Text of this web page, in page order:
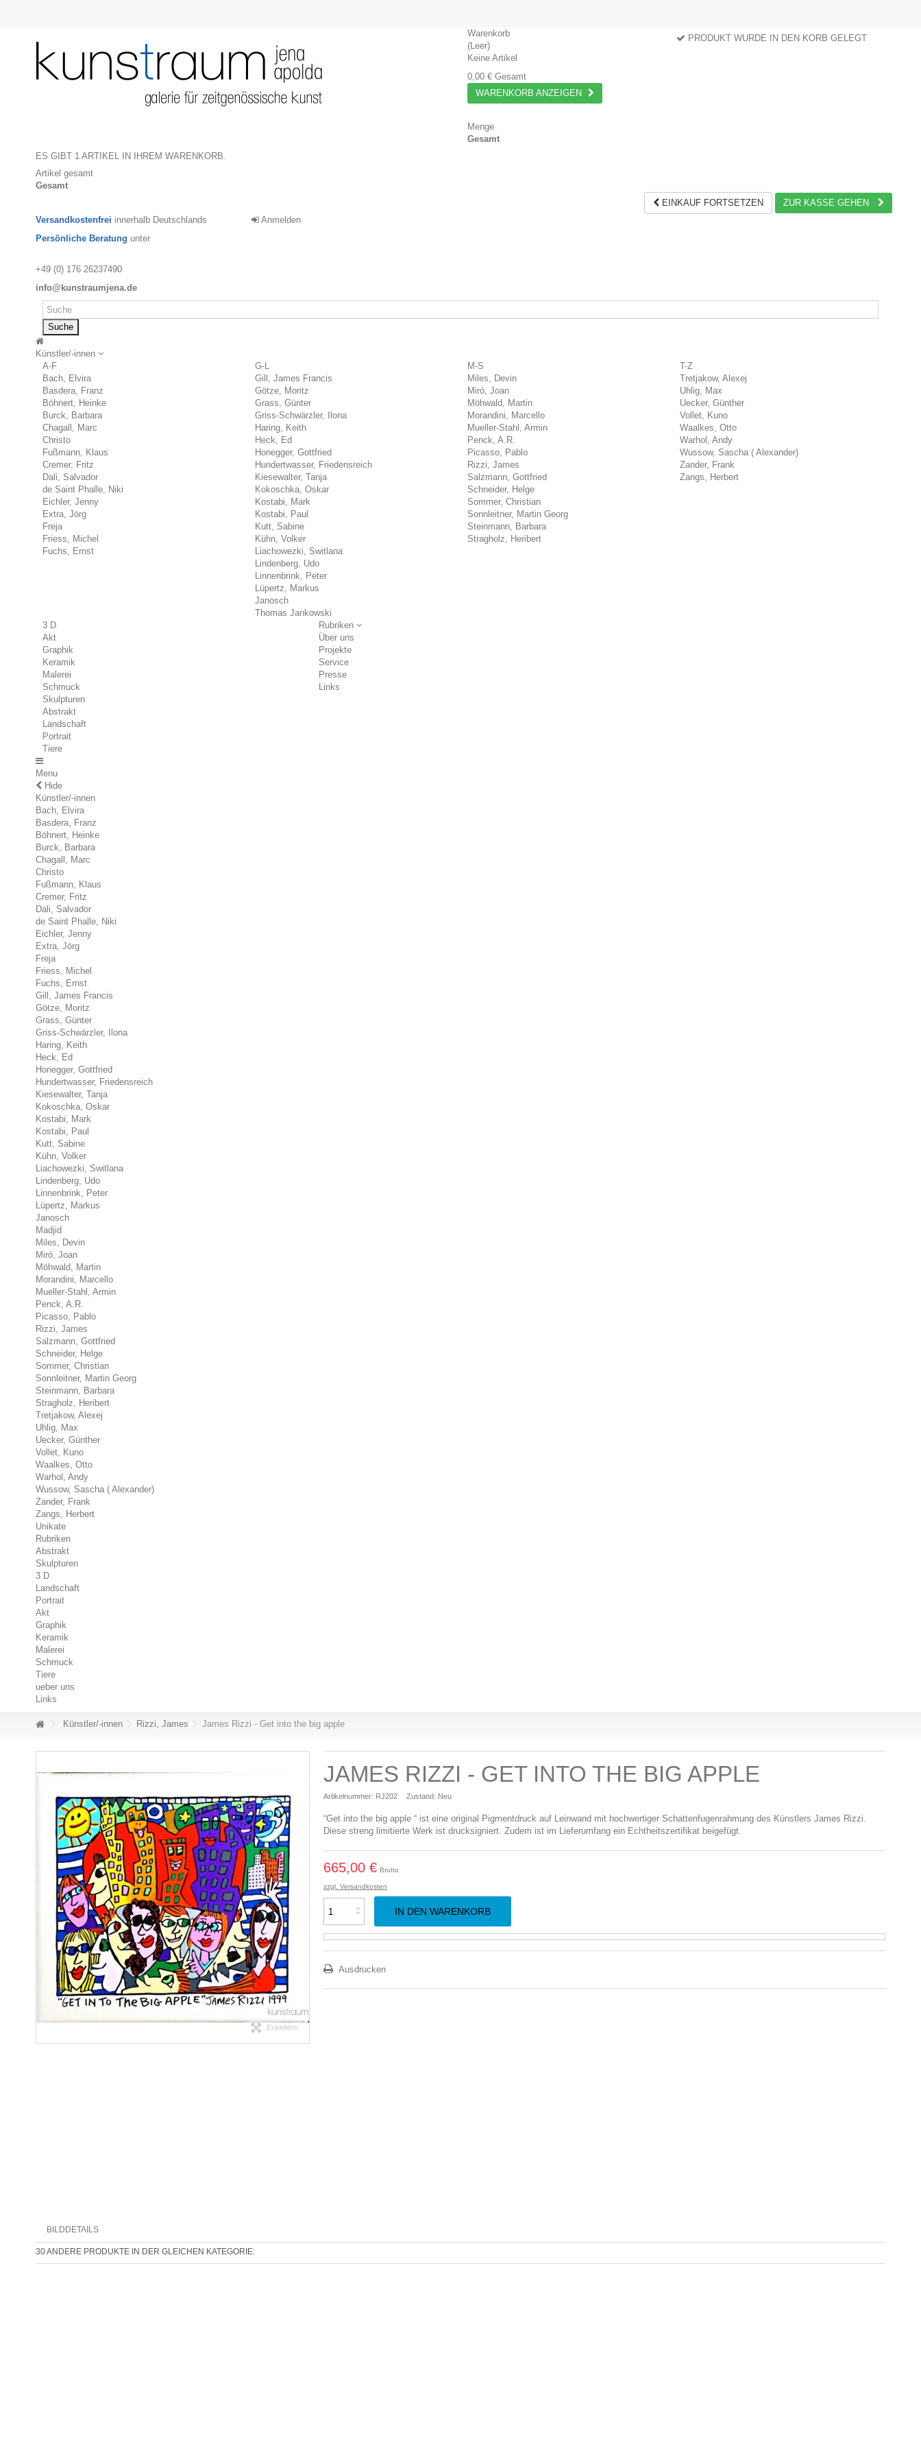
Warenkorb
(Leer)
Keine Artikel
0,00 € Gesamt
WARENKORB ANZEIGEN
PRODUKT WURDE IN DEN KORB GELEGT
Menge
Gesamt
ES GIBT 1 ARTIKEL IN IHREM WARENKORB.
Artikel gesamt
Gesamt
EINKAUF FORTSETZEN
ZUR KASSE GEHEN
Versandkostenfrei innerhalb Deutschlands
Persönliche Beratung unter
+49 (0) 176 26237490
info@kunstraumjena.de
Anmelden
Suche
Künstler/-innen
A-F
Bach, Elvira
Basdera, Franz
Böhnert, Heinke
Burck, Barbara
Chagall, Marc
Christo
Fußmann, Klaus
Cremer, Fritz
Dali, Salvador
de Saint Phalle, Niki
Eichler, Jenny
Extra, Jörg
Freja
Friess, Michel
Fuchs, Ernst
G-L
Gill, James Francis
Götze, Moritz
Grass, Günter
Griss-Schwärzler, Ilona
Haring, Keith
Heck, Ed
Honegger, Gottfried
Hundertwasser, Friedensreich
Kiesewalter, Tanja
Kokoschka, Oskar
Kostabi, Mark
Kostabi, Paul
Kutt, Sabine
Kühn, Volker
Liachowezki, Switlana
Lindenberg, Udo
Linnenbrink, Peter
Lüpertz, Markus
Janosch
Thomas Jankowski
M-S
Miles, Devin
Miró, Joan
Möhwald, Martin
Morandini, Marcello
Mueller-Stahl, Armin
Penck, A.R.
Picasso, Pablo
Rizzi, James
Salzmann, Gottfried
Schneider, Helge
Sommer, Christian
Sonnleitner, Martin Georg
Steinmann, Barbara
Stragholz, Heribert
T-Z
Tretjakow, Alexej
Uhlig, Max
Uecker, Günther
Vollet, Kuno
Waalkes, Otto
Warhol, Andy
Wussow, Sascha ( Alexander)
Zander, Frank
Zangs, Herbert
Rubriken
3 D
Akt
Graphik
Keramik
Malerei
Schmuck
Skulpturen
Abstrakt
Landschaft
Portrait
Tiere
Über uns
Projekte
Service
Presse
Links
Menu
Hide
Künstler/-innen
Bach, Elvira
Basdera, Franz
Böhnert, Heinke
Burck, Barbara
Chagall, Marc
Christo
Fußmann, Klaus
Cremer, Fritz
Dali, Salvador
de Saint Phalle, Niki
Eichler, Jenny
Extra, Jörg
Freja
Friess, Michel
Fuchs, Ernst
Gill, James Francis
Götze, Moritz
Grass, Günter
Griss-Schwärzler, Ilona
Haring, Keith
Heck, Ed
Honegger, Gottfried
Hundertwasser, Friedensreich
Kiesewalter, Tanja
Kokoschka, Oskar
Kostabi, Mark
Kostabi, Paul
Kutt, Sabine
Kühn, Volker
Liachowezki, Switlana
Lindenberg, Udo
Linnenbrink, Peter
Lüpertz, Markus
Janosch
Madjid
Miles, Devin
Miró, Joan
Möhwald, Martin
Morandini, Marcello
Mueller-Stahl, Armin
Penck, A.R.
Picasso, Pablo
Rizzi, James
Salzmann, Gottfried
Schneider, Helge
Sommer, Christian
Sonnleitner, Martin Georg
Steinmann, Barbara
Stragholz, Heribert
Tretjakow, Alexej
Uhlig, Max
Uecker, Günther
Vollet, Kuno
Waalkes, Otto
Warhol, Andy
Wussow, Sascha ( Alexander)
Zander, Frank
Zangs, Herbert
Unikate
Rubriken
Abstrakt
Skulpturen
3 D
Landschaft
Portrait
Akt
Graphik
Keramik
Malerei
Schmuck
Tiere
ueber uns
Links
Künstler/-innen Rizzi, James James Rizzi - Get into the big apple
Erweitern
JAMES RIZZI - GET INTO THE BIG APPLE
Artikelnummer: RJ202 Zustand: Neu
“Get into the big apple “ ist eine original Pigmentdruck auf Leinwand mit hochwertiger Schattenfugenrahmung des Künstlers James Rizzi.
Diese streng limitierte Werk ist drucksigniert. Zudem ist im Lieferumfang ein Echtheitszertifikat beigefügt.
665,00 € Brutto
zzgl. Versandkosten
IN DEN WARENKORB
Ausdrucken
BILDDETAILS
30 ANDERE PRODUKTE IN DER GLEICHEN KATEGORIE: